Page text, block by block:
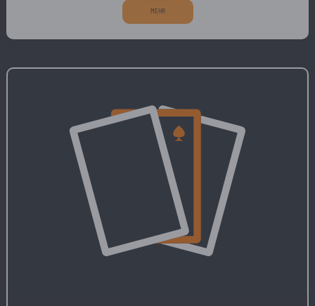
MEHR